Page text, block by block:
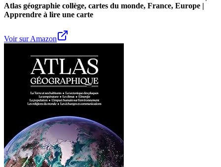
Atlas géographie collège, cartes du monde, France, Europe |
Apprendre à lire une carte
Voir sur Amazon